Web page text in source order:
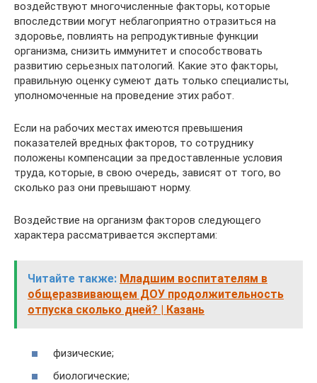
воздействуют многочисленные факторы, которые
впоследствии могут неблагоприятно отразиться на
здоровье, повлиять на репродуктивные функции
организма, снизить иммунитет и способствовать
развитию серьезных патологий. Какие это факторы,
правильную оценку сумеют дать только специалисты,
уполномоченные на проведение этих работ.
Если на рабочих местах имеются превышения
показателей вредных факторов, то сотруднику
положены компенсации за предоставленные условия
труда, которые, в свою очередь, зависят от того, во
сколько раз они превышают норму.
Воздействие на организм факторов следующего
характера рассматривается экспертами:
Читайте также: Младшим воспитателям в
общеразвивающем ДОУ продолжительность
отпуска сколько дней? | Казань
физические;
биологические;